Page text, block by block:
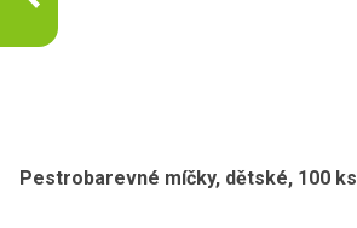
Pestrobarevné míčky, dětské, 100 ks